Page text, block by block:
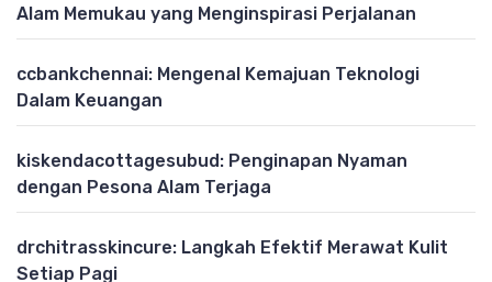
Alam Memukau yang Menginspirasi Perjalanan
ccbankchennai: Mengenal Kemajuan Teknologi
Dalam Keuangan
kiskendacottagesubud: Penginapan Nyaman
dengan Pesona Alam Terjaga
drchitrasskincure: Langkah Efektif Merawat Kulit
Setiap Pagi